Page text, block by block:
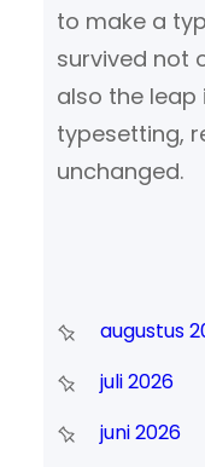
to make a
survived not
also the
typesetting,
unchanged.
augustus
juli 2026
juni 2026